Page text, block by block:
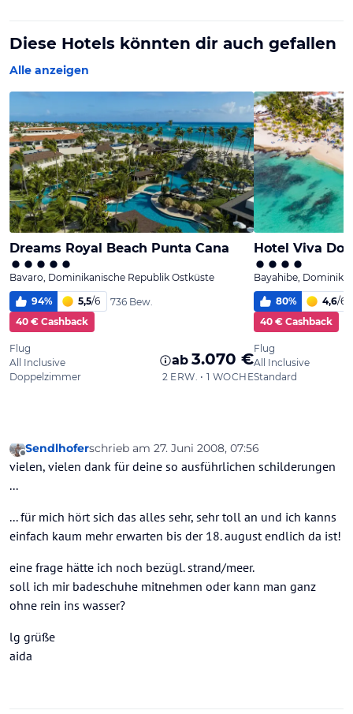
Offline
Sendlhoferschrieb am 27. Juni 2008, 07:56
zuletzt editiert von
vielen, vielen dank für deine so ausführlichen schilderungen
...
... für mich hört sich das alles sehr, sehr toll an und ich kanns
einfach kaum mehr erwarten bis der 18. august endlich da ist!
eine frage hätte ich noch bezügl. strand/meer.
soll ich mir badeschuhe mitnehmen oder kann man ganz
ohne rein ins wasser?
lg grüße
aida